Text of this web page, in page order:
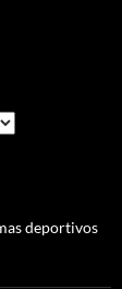
deportivos